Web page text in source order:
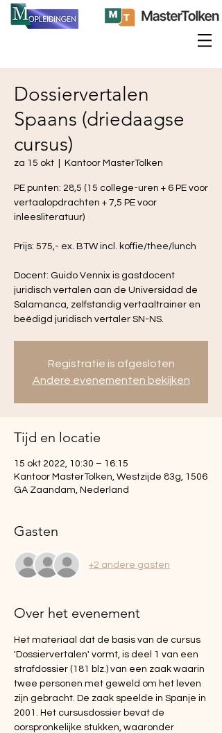
Dossiervertalen
Spaans (driedaagse
cursus)
za 15 okt Kantoor MasterTolken
PE punten: 28,5 (15 college-uren + 6 PE voor
vertaalopdrachten + 7,5 PE voor
inleesliteratuur)
Prijs: 575,- ex. BTW incl. koffie/thee/lunch
Docent: Guido Vennix is gastdocent
juridisch vertalen aan de Universidad de
Salamanca, zelfstandig vertaaltrainer en
beëdigd juridisch vertaler SN-NS.
Registratie is afgesloten
Andere evenementen bekijken
Tijd en locatie
15 okt 2022, 10:30 – 16:15
Kantoor MasterTolken, Westzijde 83g, 1506
GA Zaandam, Nederland
Gasten
+2 andere gasten
Over het evenement
Het materiaal dat de basis van de cursus
'Dossiervertalen' vormt, is deel 1 van een
strafdossier (181 blz.) van een zaak waarin
twee personen met geweld om het leven
zijn gebracht. De zaak speelde in Spanje in
2001. Het cursusdossier bevat de
oorspronkelijke stukken, waaronder